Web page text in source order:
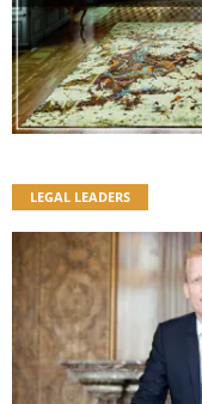
LEGAL LEADERS